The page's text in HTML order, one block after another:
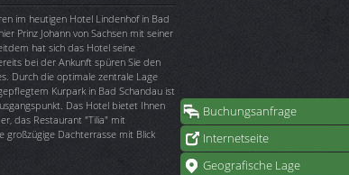
Buchungsanfrage
Internetseite
Geografische Lage
im heutigen Hotel Lindenhof in Bad
Prinz Johann von Sachsen mit seiner
hat sich das Hotel seine
bei der Ankunft spüren Sie den
Durch die optimale zentrale Lage
Kurpark in Bad Schandau ist
Das Hotel bietet Ihnen
das Restaurant "Tilia" mit
großzügige Dachterrasse mit Blick